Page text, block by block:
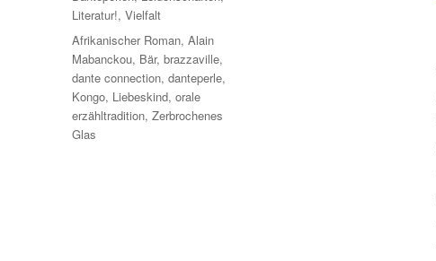
Literatur!,Vielfalt
Schlagwörter
Afrikanischer Roman,Alain
Mabanckou, Bär,brazzaville,
dante connection,danteperle,
Kongo, Liebeskind,orale
erzähltradition,Zerbrochenes
Glas